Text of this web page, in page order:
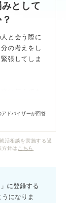
として
と会う際に
の考えをし
張してしま
に伝えても
うか？
アドバイザーが回答
活相談を実施する過
方針は こちら
に登録する
うになりま